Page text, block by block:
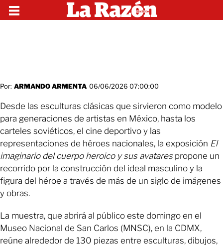
Por: ARMANDO ARMENTA 06/06/2026 07:00:00
Desde las esculturas clásicas que sirvieron como modelo
para generaciones de artistas en México, hasta los
carteles soviéticos, el cine deportivo y las
representaciones de héroes nacionales, la exposición El
imaginario del cuerpo heroico y sus avatarespropone un
recorrido por la construcción del ideal masculino y la
figura del héroe a través de más de un siglo de imágenes
y obras.
La muestra, que abrirá al público este domingo en el
Museo Nacional de San Carlos (MNSC), en la CDMX,
reúne alrededor de 130 piezas entre esculturas, dibujos,